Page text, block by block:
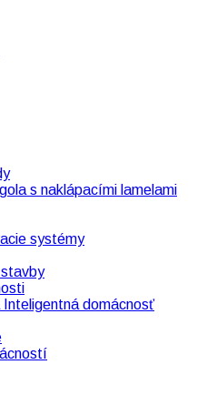
s naklápacími lamelami
systémy
domácnosť